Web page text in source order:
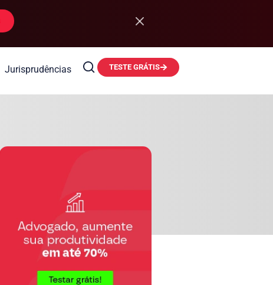
Jurisprudências TESTE GRÁTIS